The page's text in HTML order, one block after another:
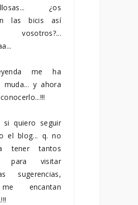
¿os
las bicis así
vosotros?...
me ha
muda... y ahora
si quiero seguir
el blog... q. no
tener tantos
para visitar
sugerencias,
encantan